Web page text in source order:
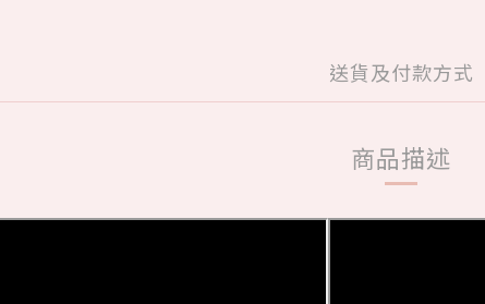
送貨及付款方式
商品描述